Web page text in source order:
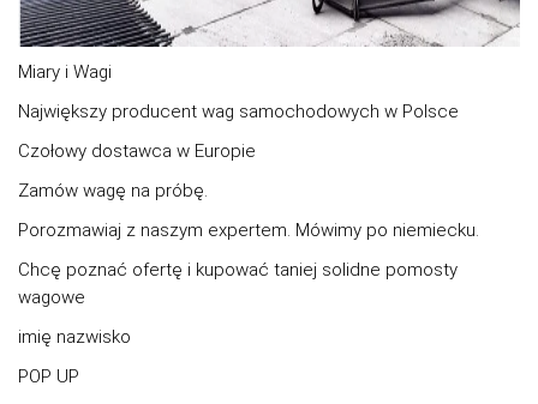
Miary i Wagi
Największy producent wag samochodowych w Polsce
Czołowy dostawca w Europie
Zamów wagę na próbę.
Porozmawiaj z naszym expertem. Mówimy po niemiecku.
Chcę poznać ofertę i kupować taniej solidne pomosty
wagowe
imię nazwisko
POP UP